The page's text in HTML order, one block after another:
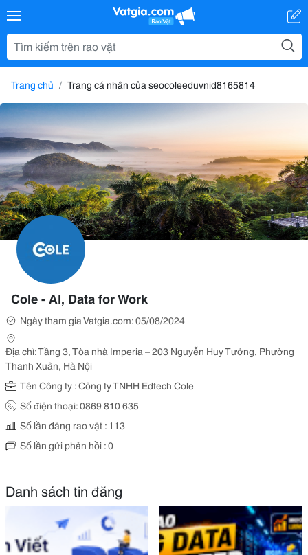
Trang chủ Trang cá nhân của seocoleeduvnid8165814
Cole - AI, Data for Work
Ngày tham gia Vatgia.com: 05/08/2024
Địa chỉ: Tầng 3, Tòa nhà Imperia – 203 Nguyễn Huy Tưởng, Phường
Thanh Xuân, Hà Nội
Tên Công ty : Công ty TNHH Edtech Cole
Số điện thoại: 0869 810 635
Số lần đăng rao vặt : 113
Số lần gửi phản hồi : 0
Danh sách tin đăng